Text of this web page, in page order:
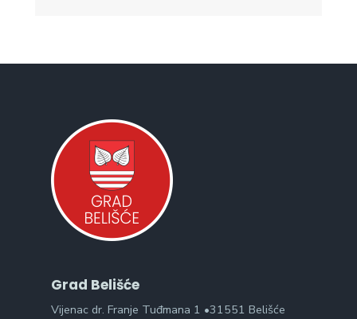
Grad Belišće
Vijenac dr. Franje Tuđmana 1 •31551 Belišće